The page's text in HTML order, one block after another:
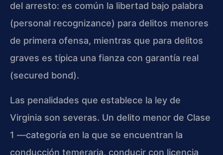
del arresto: es común la libertad bajo palabra
(personal recognizance) para delitos menores
de primera ofensa, mientras que para delitos
graves es típica una fianza con garantía real
(secured bond).
Las penalidades que establece la ley de
Virginia son severas. Un delito menor de Clase
1 —categoría en la que se encuentran la
conducción temeraria, conducir con licencia